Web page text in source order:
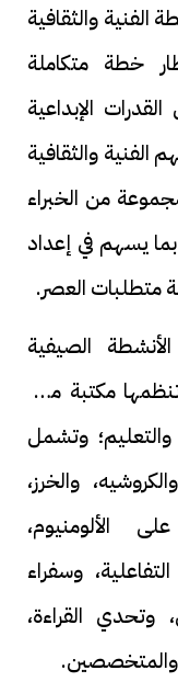
والثقافية
خطة متكاملة
الإبداعية
الفنية والثقافية
من الخبراء
يسهم في إعداد
متطلبات العصر.
الصيفية
متنوعة تنظمها مكتبة مصر
والتعليم؛ وتشمل
والخرز،
الألومنيوم،
وسفراء
وتحدي القراءة،
والمتخصصين.